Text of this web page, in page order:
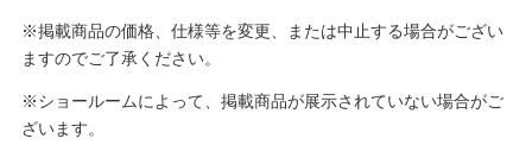
※掲載商品の価格、仕様等を変更、または中止する場合がござい
ますのでご了承ください。
※ショールームによって、掲載商品が展示されていない場合がご
ざいます。